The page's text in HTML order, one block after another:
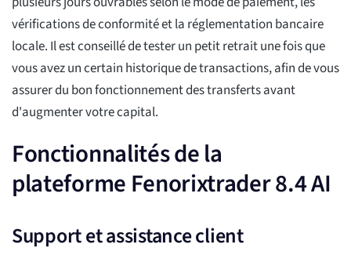
vérifications de conformité et la réglementation bancaire
locale. Il est conseillé de tester un petit retrait une fois que
vous avez un certain historique de transactions, afin de vous
assurer du bon fonctionnement des transferts avant
d'augmenter votre capital.
Fonctionnalités de la
plateforme Fenorixtrader 8.4 AI
Support et assistance client